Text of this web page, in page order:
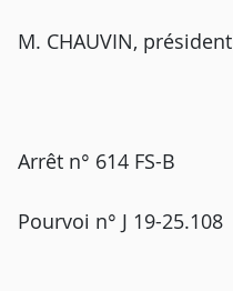
M. CHAUVIN, président
Arrêt n° 614 FS-B
Pourvoi n° J 19-25.108